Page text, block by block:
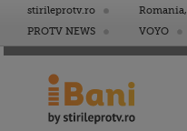
stirileprotv.ro
PROTV NEWS
VOYO